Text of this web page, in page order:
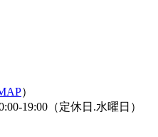
）
19:00（定休日.水曜日）